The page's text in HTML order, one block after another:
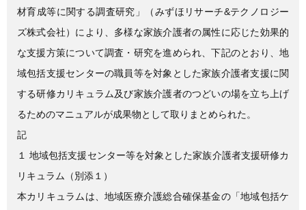
材育成等に関する調査研究」（みずほリサーチ&テクノロジー
ズ株式会社）により、多様な家族介護者の属性に応じた効果的
な支援方策について調査・研究を進められ、下記のとおり、地
域包括支援センターの職員等を対象とした家族介護者支援に関
する研修カリキュラム及び家族介護者のつどいの場を立ち上げ
るためのマニュアルが成果物として取りまとめられた。
記
１ 地域包括支援センター等を対象とした家族介護者支援研修カ
リキュラム（別添１）
本カリキュラムは、地域医療介護総合確保基金の「地域包括ケ